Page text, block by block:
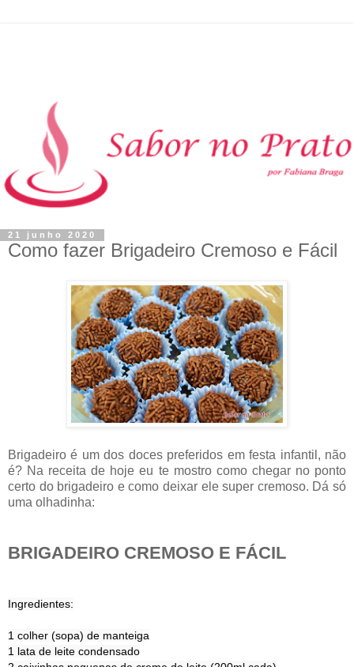
21 junho 2020
Como fazer Brigadeiro Cremoso e Fácil
Brigadeiro é um dos doces preferidos em festa infantil, não
é? Na receita de hoje eu te mostro como chegar no ponto
certo do brigadeiro e como deixar ele super cremoso. Dá só
uma olhadinha:
BRIGADEIRO CREMOSO E FÁCIL
Ingredientes:
1 colher (sopa) de manteiga
1 lata de leite condensado